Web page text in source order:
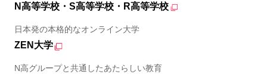
N高等学校・S高等学校・R高等学校
日本発の本格的なオンライン大学
ZEN大学
N高グループと共通したあたらしい教育